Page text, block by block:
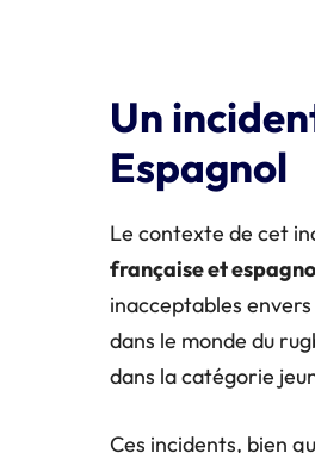
Un
Espagnol
Le contexte de cet
française et
inacceptables
dans le monde du
dans la catégorie
Ces incidents, bien